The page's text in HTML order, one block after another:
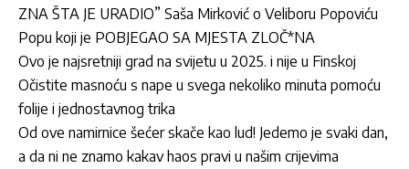
ZNA ŠTA JE URADIO” Saša Mirković o Veliboru Popoviću
Popu koji je POBJEGAO SA MJESTA ZLOČ*NA
Ovo je najsretniji grad na svijetu u 2025. i nije u Finskoj
Očistite masnoću s nape u svega nekoliko minuta pomoću
folije i jednostavnog trika
Od ove namirnice šećer skače kao lud! Jedemo je svaki dan,
a da ni ne znamo kakav haos pravi u našim crijevima